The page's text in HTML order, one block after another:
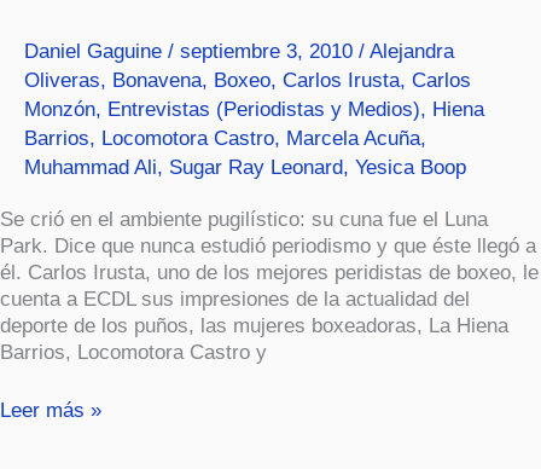
Daniel Gaguine / septiembre 3, 2010 / Alejandra
Oliveras, Bonavena, Boxeo, Carlos Irusta, Carlos
Monzón, Entrevistas (Periodistas y Medios), Hiena
Barrios, Locomotora Castro, Marcela Acuña,
Muhammad Ali, Sugar Ray Leonard, Yesica Boop
Se crió en el ambiente pugilístico: su cuna fue el Luna
Park. Dice que nunca estudió periodismo y que éste llegó a
él. Carlos Irusta, uno de los mejores peridistas de boxeo, le
cuenta a ECDL sus impresiones de la actualidad del
deporte de los puños, las mujeres boxeadoras, La Hiena
Barrios, Locomotora Castro y
Leer más »